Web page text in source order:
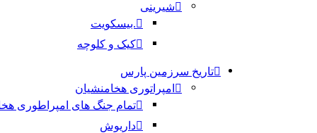
شیرینی
.بیسکویت
کیک و کلوچه
تاریخ سرزمین پارس
امپراتوری هخامنشیان
تمام جنگ های امپراطوری
داریوش